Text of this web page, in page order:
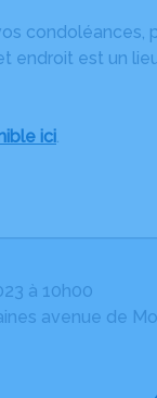
est un
ici.
à 10h00
avenue de